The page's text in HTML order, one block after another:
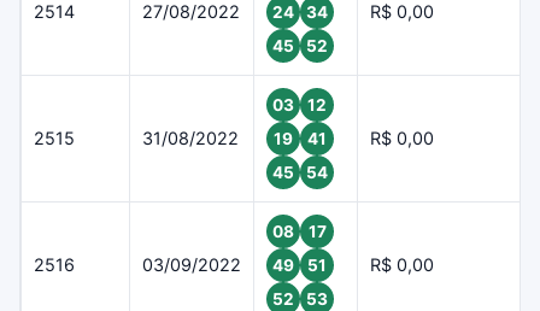
2514 27/08/2022
24
34
45
52
R$ 0,00
2515 31/08/2022
03
12
19
41
45
54
R$ 0,00
2516 03/09/2022
08
17
49
51
52
53
R$ 0,00